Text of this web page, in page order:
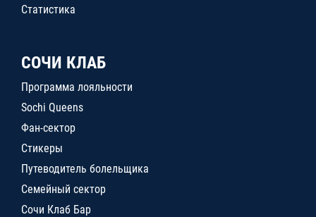
Статистика
СОЧИ КЛАБ
Программа лояльности
Sochi Queens
Фан-сектор
Стикеры
Путеводитель болельщика
Семейный сектор
Сочи Клаб Бар